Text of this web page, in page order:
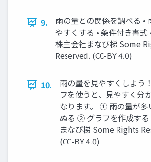
9.
雨の量との関係を調べる •
やすくする • 条件付き書式
株主会社まなび梯 Some
Reserved. (CC-BY 4.0)
10.
雨の量を見やすくしよう
フを使うと、見やすく分
なります。 ① 雨の量が多
ぬる ② グラフを作成する
まなび梯 Some Rights
(CC-BY 4.0)